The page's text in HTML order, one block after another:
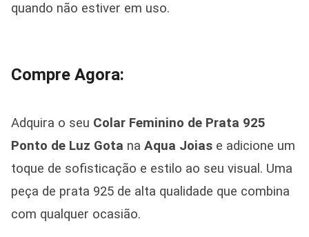
quando não estiver em uso.
Compre Agora:
Adquira o seu Colar Feminino de Prata 925
Ponto de Luz Gota na Aqua Joias e adicione um
toque de sofisticação e estilo ao seu visual. Uma
peça de prata 925 de alta qualidade que combina
com qualquer ocasião.